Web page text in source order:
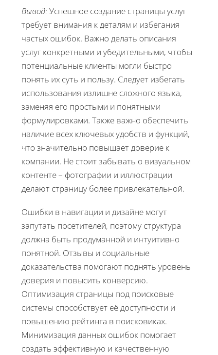
Вывод:Успешное создание страницы услуг
требует внимания к деталям и избегания
частых ошибок. Важно делать описания
услуг конкретными и убедительными, чтобы
потенциальные клиенты могли быстро
понять их суть и пользу. Следует избегать
использования излишне сложного языка,
заменяя его простыми и понятными
формулировками. Также важно обеспечить
наличие всех ключевых удобств и функций,
что значительно повышает доверие к
компании. Не стоит забывать о визуальном
контенте – фотографии и иллюстрации
делают страницу более привлекательной.
Ошибки в навигации и дизайне могут
запутать посетителей, поэтому структура
должна быть продуманной и интуитивно
понятной. Отзывы и социальные
доказательства помогают поднять уровень
доверия и повысить конверсию.
Оптимизация страницы под поисковые
системы способствует её доступности и
повышению рейтинга в поисковиках.
Минимизация данных ошибок помогает
создать эффективную и качественную